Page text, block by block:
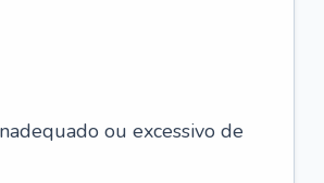
ou excessivo de